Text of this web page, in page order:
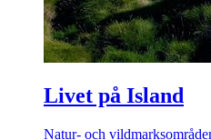
Livet på Island
Natur- och